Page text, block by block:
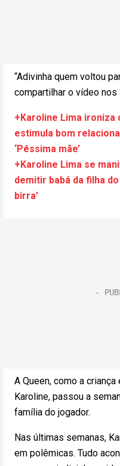
“Adivinha quem voltou
compartilhar o vídeo
+Karoline Lima
estimula bom
‘Péssima mãe’
+Karoline Lima se
demitir babá da filha
birra’
A Queen, como a
Karoline, passou a
família do jogador.
Nas últimas semanas,
em polêmicas. Tudo